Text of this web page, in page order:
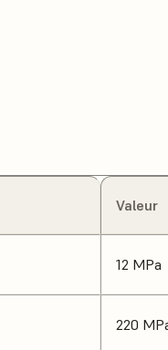
Valeur
12 MPa
220